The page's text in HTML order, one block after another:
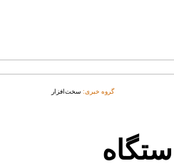
گروه خبری: سخت‌افزار